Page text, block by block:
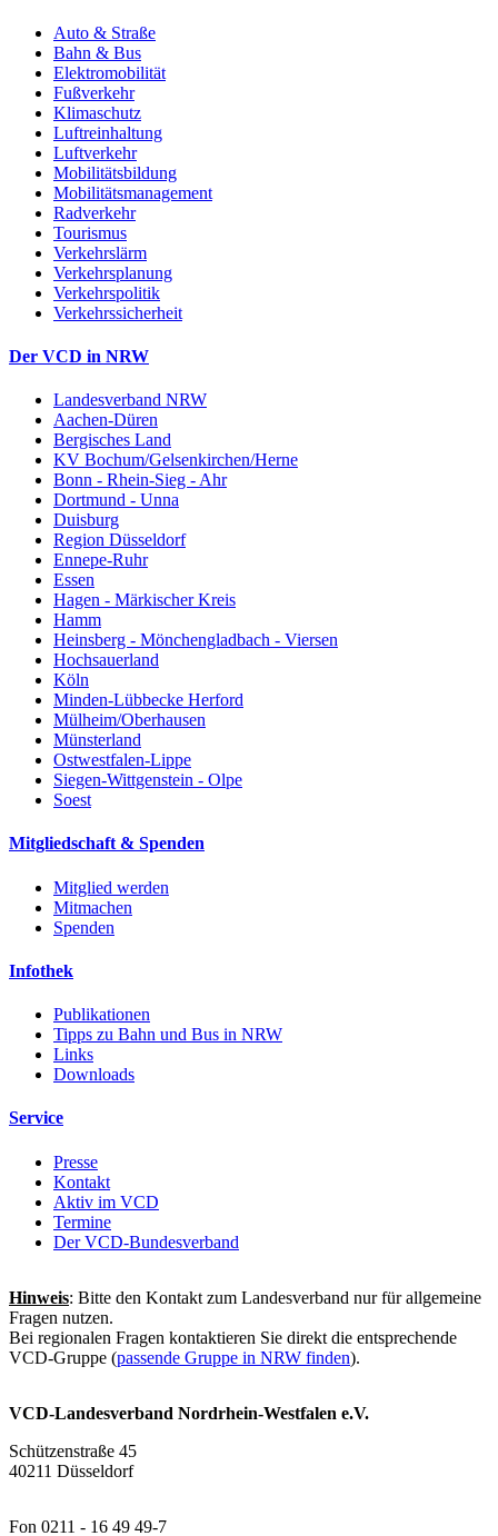
Auto & Straße
Bahn & Bus
Elektromobilität
Fußverkehr
Klimaschutz
Luftreinhaltung
Luftverkehr
Mobilitätsbildung
Mobilitätsmanagement
Radverkehr
Tourismus
Verkehrslärm
Verkehrsplanung
Verkehrspolitik
Verkehrssicherheit
Der VCD in NRW
Landesverband NRW
Aachen-Düren
Bergisches Land
KV Bochum/Gelsenkirchen/Herne
Bonn - Rhein-Sieg - Ahr
Dortmund - Unna
Duisburg
Region Düsseldorf
Ennepe-Ruhr
Essen
Hagen - Märkischer Kreis
Hamm
Heinsberg - Mönchengladbach - Viersen
Hochsauerland
Köln
Minden-Lübbecke Herford
Mülheim/Oberhausen
Münsterland
Ostwestfalen-Lippe
Siegen-Wittgenstein - Olpe
Soest
Mitgliedschaft & Spenden
Mitglied werden
Mitmachen
Spenden
Infothek
Publikationen
Tipps zu Bahn und Bus in NRW
Links
Downloads
Service
Presse
Kontakt
Aktiv im VCD
Termine
Der VCD-Bundesverband
Hinweis: Bitte den Kontakt zum Landesverband nur für allgemeine
Fragen nutzen.
Bei regionalen Fragen kontaktieren Sie direkt die entsprechende
VCD-Gruppe (passende Gruppe in NRW finden).
VCD-Landesverband Nordrhein-Westfalen e.V.
Schützenstraße 45
40211 Düsseldorf
Fon 0211 - 16 49 49-7